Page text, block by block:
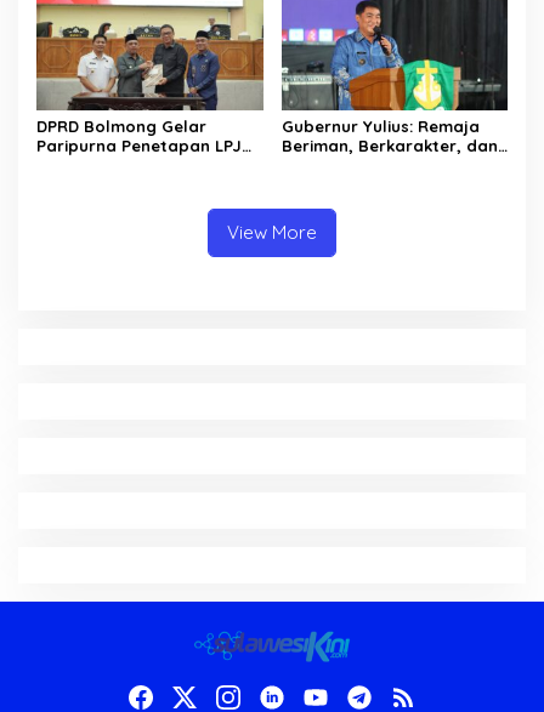
DPRD Bolmong Gelar
Paripurna Penetapan LPJ
Gubernur Yulius: Remaja
Beriman, Berkarakter, dan
View More